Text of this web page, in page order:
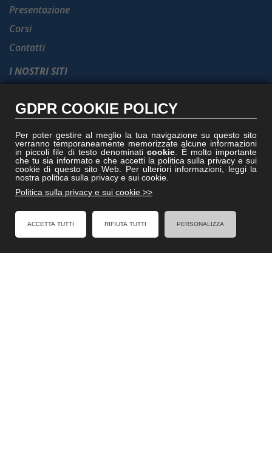
Presentazione
Corsi
Contatti
I NOSTRI SITI
Gruppoformel.com
Vitruviocenter.it
Villedisicilia.it
FACEBOOK
Formel - Al Servizio degli Enti Locali
Cookies Policy
GDPR COOKIE POLICY
Per poter gestire al meglio la tua navigazione su questo sito
verranno temporaneamente memorizzate alcune informazioni
in piccoli file di testo denominaticookie . È molto importante
che tu sia informato e che accetti la politica sulla privacy e sui
cookie di questo sito Web. Per ulteriori informazioni, leggi la
nostra politica sulla privacy e sui cookie.
Politica sulla privacy e sui cookie >>
ACCETTA TUTTI RIFIUTA TUTTI PERSONALIZZA